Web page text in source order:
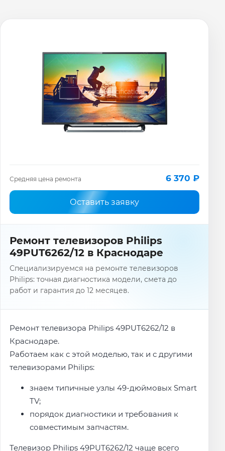
Средняя цена ремонта 6 370 ₽
Оставить заявку
Ремонт телевизоров Philips
49PUT6262/12 в Краснодаре
Специализируемся на ремонте телевизоров
Philips: точная диагностика модели, смета до
работ и гарантия до 12 месяцев.
Ремонт телевизора Philips 49PUT6262/12 в
Краснодаре.
Работаем как с этой моделью, так и с другими
телевизорами Philips:
знаем типичные узлы 49-дюймовых Smart
TV;
порядок диагностики и требования к
совместимым запчастям.
Телевизор Philips 49PUT6262/12 чаще всего